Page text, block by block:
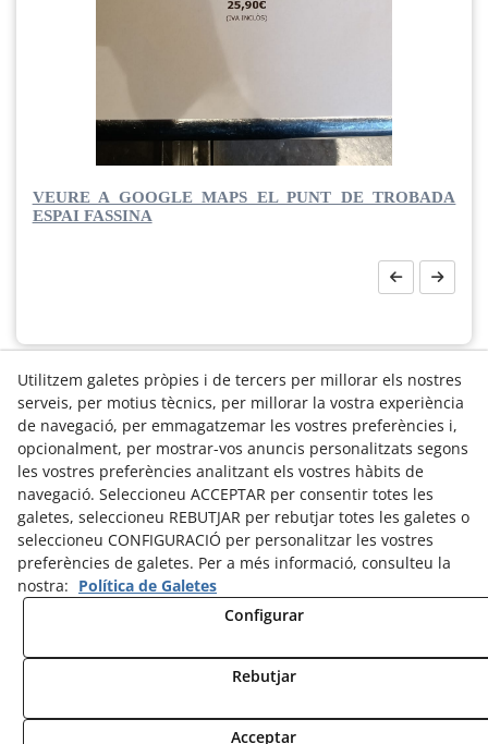
VEURE A GOOGLE MAPS EL PUNT DE TROBADA
ESPAI FASSINA
© 08/2026 CENTRE CULTURAL DE TARREGA - Tots els drets
reservats.
Política de Cookies Configurar Cookies
Utilitzem galetes pròpies i de tercers per millorar els nostres
serveis, per motius tècnics, per millorar la vostra experiència
de navegació, per emmagatzemar les vostres preferències i,
opcionalment, per mostrar-vos anuncis personalitzats segons
les vostres preferències analitzant els vostres hàbits de
navegació. Seleccioneu ACCEPTAR per consentir totes les
galetes, seleccioneu REBUTJAR per rebutjar totes les galetes o
seleccioneu CONFIGURACIÓ per personalitzar les vostres
preferències de galetes. Per a més informació, consulteu la
nostra: Política de Galetes
Configurar
Rebutjar
Acceptar